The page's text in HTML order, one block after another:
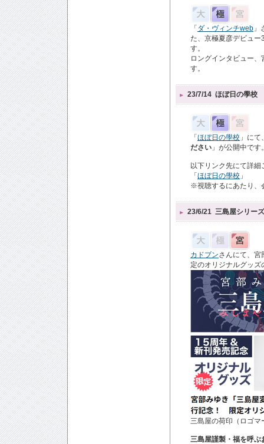
「 ダ・ヴィンチweb 」
た、京極夏彦デビュ
す。
ロングインタビュー
す。
23/7/14 ほぼ日の學校
「 ほぼ日の學校 」に
ださい 」が公開中です
以下リンク先にて詳
「 ほぼ日の學校 」
※視聴するにあたり、
23/6/21 三島屋シリー
カドブンさんにて、宮
定のオリジナルグッ
三島屋の荷印（ロゴマ
三島屋謹製・福を呼ぶ